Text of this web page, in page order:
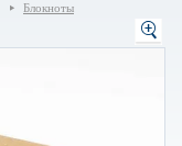
Блокноты